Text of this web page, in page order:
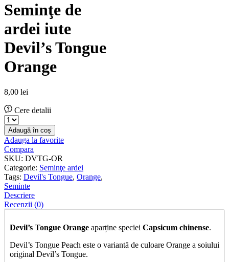
Seminţe de
ardei iute
Devil’s Tongue
Orange
8,00 lei
Cere detalii
Seminţe
de
ardei
iute
Devil's
Tongue
Orange
cantitate
Adaugă în coș
Adauga la favorite
Compara
SKU: DVTG-OR
Categorie: Seminţe ardei
Tags: Devil's Tongue, Orange,
Seminte
Descriere
Recenzii (0)
Devil’s Tongue Orange aparține speciei Capsicum chinense.
Devil’s Tongue Peach este o variantă de culoare Orange a soiului
original Devil’s Tongue.